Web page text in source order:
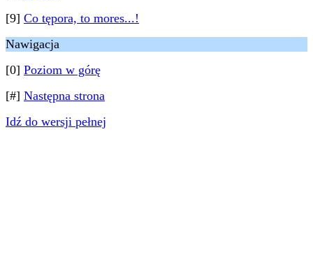
[9] Co tępora, to mores...!
Nawigacja
[0] Poziom w górę
[#] Następna strona
Idź do wersji pełnej